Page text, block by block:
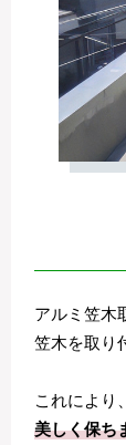
アルミ笠木
笠木を取り
これにより
美しく保ち